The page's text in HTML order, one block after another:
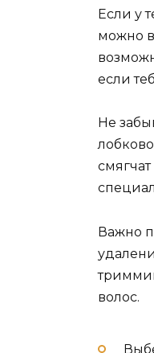
Если у
можно
если
Не
Важно
волос.